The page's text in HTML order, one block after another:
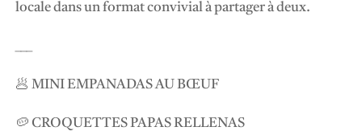
locale dans un format convivial à partager à deux.
🥟 MINI EMPANADAS AU BŒUF
🥔 CROQUETTES PAPAS RELLENAS